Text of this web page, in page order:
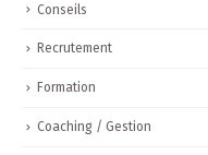
Nouvelles
Conseils
Recrutement
Formation